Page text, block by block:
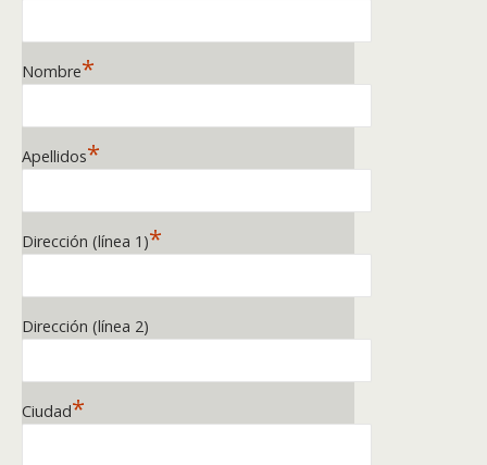
Nombre*
Apellidos*
Dirección (línea 1)*
Dirección (línea 2)
Ciudad*